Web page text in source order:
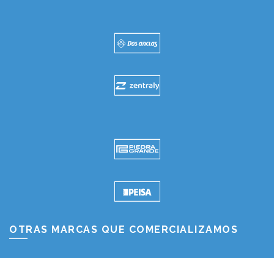
OTRAS MARCAS QUE COMERCIALIZAMOS